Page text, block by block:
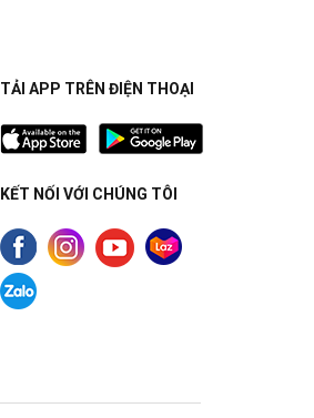
TẢI APP TRÊN ĐIỆN THOẠI
KẾT NỐI VỚI CHÚNG TÔI